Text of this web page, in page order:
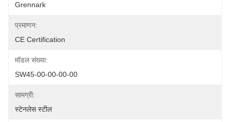
Grennark
प्रमाणन:
CE Certification
मॉडल संख्या:
SW45-00-00-00-00
सामग्री:
स्टेनलेस स्टील